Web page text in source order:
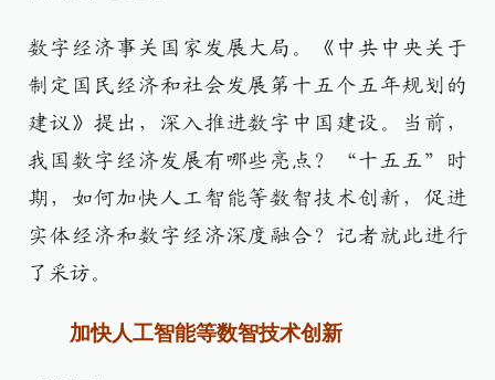
数字经济事关国家发展大局。《中共中央关于
制定国民经济和社会发展第十五个五年规划的
建议》提出，深入推进数字中国建设。当前，
我国数字经济发展有哪些亮点？“十五五”时
期，如何加快人工智能等数智技术创新，促进
实体经济和数字经济深度融合？记者就此进行
了采访。
加快人工智能等数智技术创新